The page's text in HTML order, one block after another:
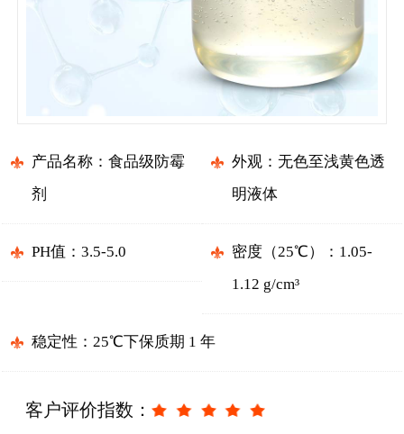
产品名称：食品级防霉
剂
外观：无色至浅黄色透
明液体
PH值：3.5-5.0
密度（25℃）：1.05-
1.12 g/cm³
稳定性：25℃下保质期 1 年
客户评价指数：